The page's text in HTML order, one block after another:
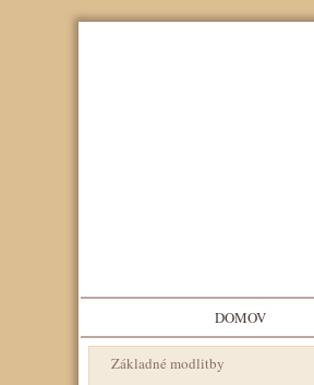
DOMOV
Základné modlitby